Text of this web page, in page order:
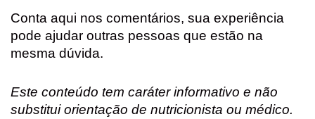
Conta aqui nos comentários, sua experiência
pode ajudar outras pessoas que estão na
mesma dúvida.
Este conteúdo tem caráter informativo e não
substitui orientação de nutricionista ou médico.